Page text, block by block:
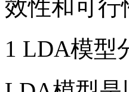
效性和可行
1 LDA模型